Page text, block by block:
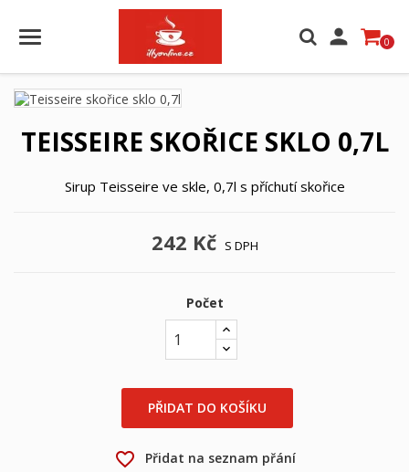
 0
TEISSEIRE SKOŘICE SKLO 0,7L
Sirup Teisseire ve skle, 0,7l s příchutí skořice
242 Kč S DPH
Počet
PŘIDAT DO KOŠÍKU
favorite_border Přidat na seznam přání